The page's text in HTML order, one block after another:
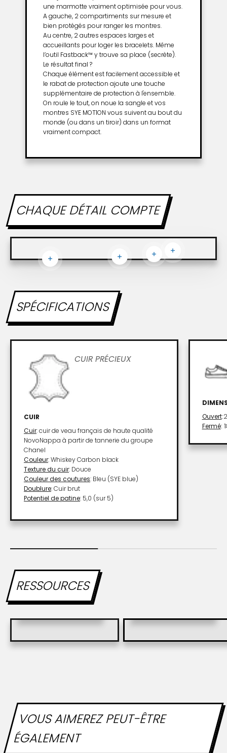
une marmotte vraiment optimisée pour vous.
A gauche, 2 compartiments sur mesure et
bien protégés pour ranger les montres.
Au centre, 2 autres espaces larges et
accueillants pour loger les bracelets. Même
l’outil Fastback™ y trouve sa place (secrète).
Le résultat final ?
Chaque élément est facilement accessible et
le rabat de protection ajoute une touche
supplémentaire de protection à l'ensemble.
On roule le tout, on noue la sangle et vos
montres SYE MOT1ON vous suivent au bout du
monde (ou dans un tiroir) dans un format
vraiment compact.
CHAQUE DÉTAIL COMPTE
En savoir plus
En savoir plus
En savoir plus
En savoir plus
SPÉCIFICATIONS
CUIR PRÉCIEUX
CUIR
Cuir: cuir de veau français de haute qualité
NovoNappa à partir de tannerie du groupe
Chanel
Couleur: Whiskey Carbon black
Texture du cuir: Douce
Couleur des coutures: Bleu (SYE blue)
Doublure: Cuir brut
Potentiel de patine: 5,0 (sur 5)
Ouvert:
Fermé:
RESSOURCES
CATALOGUE SYE
VOUS AIMEREZ PEUT-ÊTRE
ÉGALEMENT